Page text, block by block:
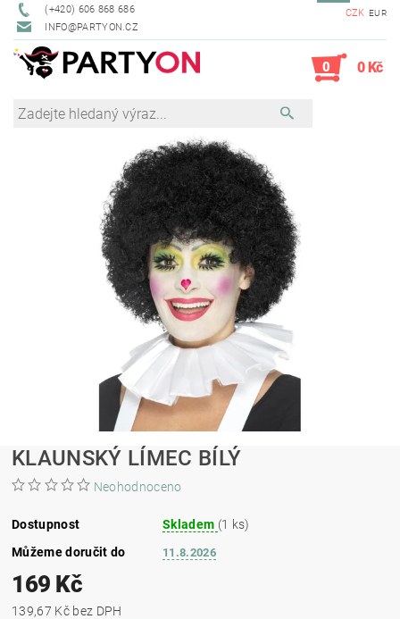
(+420) 606 868 686
INFO@PARTYON.CZ
CZK EUR
0 0 Kč
KLAUNSKÝ LÍMEC BÍLÝ
Neohodnoceno
Dostupnost Skladem (1 ks)
Můžeme doručit do
11.8.2026
169 Kč
139,67 Kč bez DPH